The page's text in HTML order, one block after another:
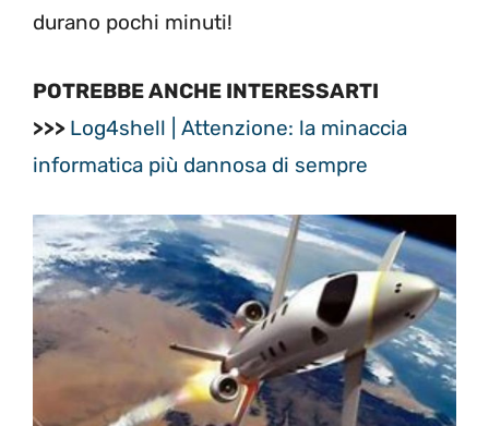
durano pochi minuti!
POTREBBE ANCHE INTERESSARTI
>>> Log4shell | Attenzione: la minaccia
informatica più dannosa di sempre